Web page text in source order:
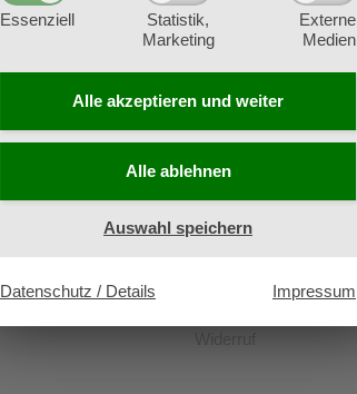
Essenziell
Statistik,
Marketing
Externe
Medien
Alle akzeptieren und weiter
Alle ablehnen
Auswahl speichern
Datenschutz / Details Impressum
Kontakt
Impressum
Widerruf